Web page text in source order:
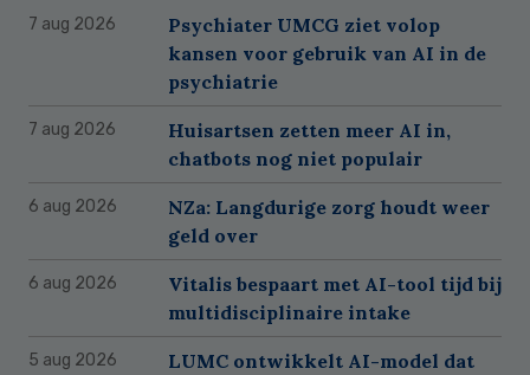
7 aug 2026
Psychiater UMCG ziet volop
kansen voor gebruik van AI in de
psychiatrie
7 aug 2026
Huisartsen zetten meer AI in,
chatbots nog niet populair
6 aug 2026
NZa: Langdurige zorg houdt weer
geld over
6 aug 2026
Vitalis bespaart met AI-tool tijd bij
multidisciplinaire intake
5 aug 2026
LUMC ontwikkelt AI-model dat